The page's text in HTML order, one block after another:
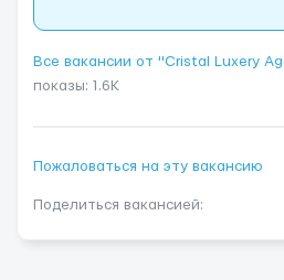
Все вакансии от "Cristal Luxery
показы: 1.6K
Пожаловаться на эту вакансию
Поделиться вакансией: